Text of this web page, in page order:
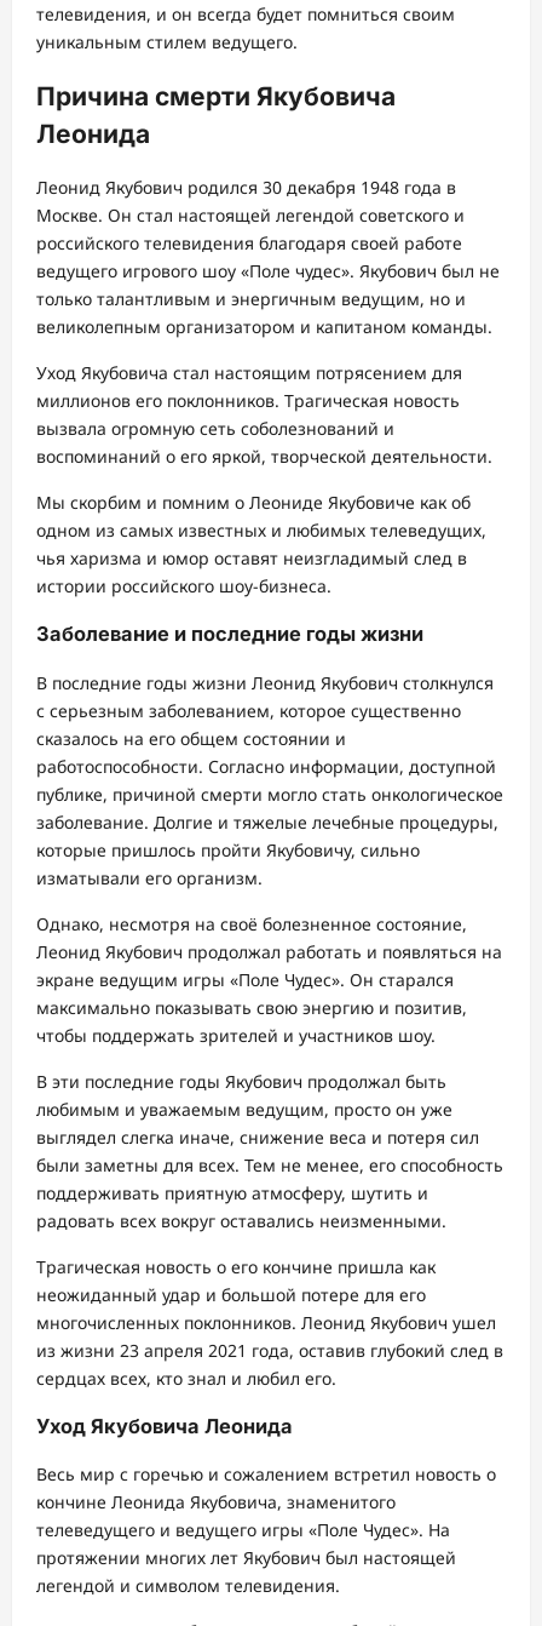
телевидения, и он всегда будет помниться своим
уникальным стилем ведущего.
Причина смерти Якубовича
Леонида
Леонид Якубович родился 30 декабря 1948 года в
Москве. Он стал настоящей легендой советского и
российского телевидения благодаря своей работе
ведущего игрового шоу «Поле чудес». Якубович был не
только талантливым и энергичным ведущим, но и
великолепным организатором и капитаном команды.
Уход Якубовича стал настоящим потрясением для
миллионов его поклонников. Трагическая новость
вызвала огромную сеть соболезнований и
воспоминаний о его яркой, творческой деятельности.
Мы скорбим и помним о Леониде Якубовиче как об
одном из самых известных и любимых телеведущих,
чья харизма и юмор оставят неизгладимый след в
истории российского шоу-бизнеса.
Заболевание и последние годы жизни
В последние годы жизни Леонид Якубович столкнулся
с серьезным заболеванием, которое существенно
сказалось на его общем состоянии и
работоспособности. Согласно информации, доступной
публике, причиной смерти могло стать онкологическое
заболевание. Долгие и тяжелые лечебные процедуры,
которые пришлось пройти Якубовичу, сильно
изматывали его организм.
Однако, несмотря на своё болезненное состояние,
Леонид Якубович продолжал работать и появляться на
экране ведущим игры «Поле Чудес». Он старался
максимально показывать свою энергию и позитив,
чтобы поддержать зрителей и участников шоу.
В эти последние годы Якубович продолжал быть
любимым и уважаемым ведущим, просто он уже
выглядел слегка иначе, снижение веса и потеря сил
были заметны для всех. Тем не менее, его способность
поддерживать приятную атмосферу, шутить и
радовать всех вокруг оставались неизменными.
Трагическая новость о его кончине пришла как
неожиданный удар и большой потере для его
многочисленных поклонников. Леонид Якубович ушел
из жизни 23 апреля 2021 года, оставив глубокий след в
сердцах всех, кто знал и любил его.
Уход Якубовича Леонида
Весь мир с горечью и сожалением встретил новость о
кончине Леонида Якубовича, знаменитого
телеведущего и ведущего игры «Поле Чудес». На
протяжении многих лет Якубович был настоящей
легендой и символом телевидения.